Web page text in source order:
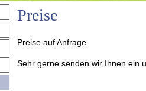
Preise
Preise auf Anfrage.
Sehr gerne senden wir Ihnen ein